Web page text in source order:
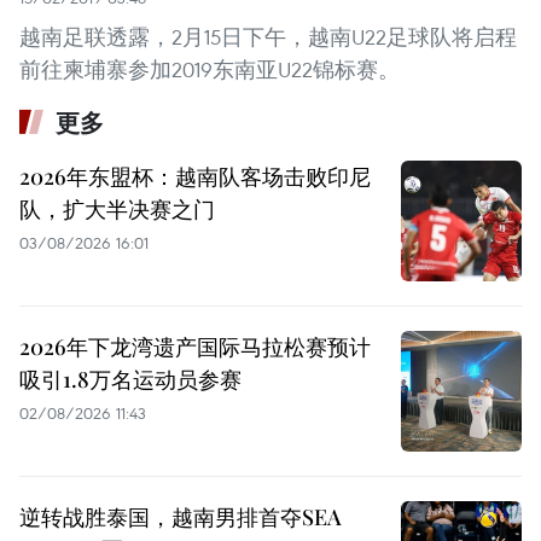
越南足联透露，2月15日下午，越南U22足球队将启程
前往柬埔寨参加2019东南亚U22锦标赛。
更多
2026年东盟杯：越南队客场击败印尼
队，扩大半决赛之门
03/08/2026 16:01
2026年下龙湾遗产国际马拉松赛预计
吸引1.8万名运动员参赛
02/08/2026 11:43
逆转战胜泰国，越南男排首夺SEA